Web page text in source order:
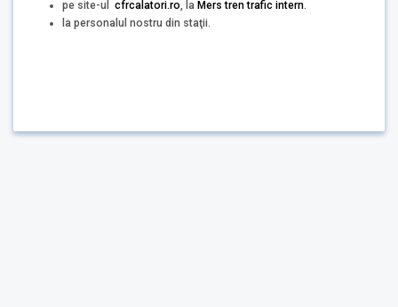
pe site-ul cfrcalatori.ro, la Mers tren trafic intern.
la personalul nostru din staţii.